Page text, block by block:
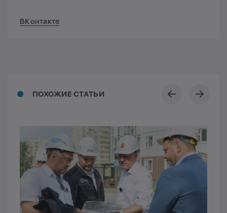
ВКонтакте
ПОХОЖИЕ СТАТЬИ